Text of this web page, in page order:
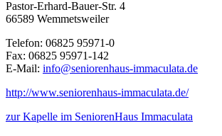
Pastor-Erhard-Bauer-Str. 4
66589 Wemmetsweiler
Telefon: 06825 95971-0
Fax: 06825 95971-142
E-Mail: info@seniorenhaus-immaculata.de
http://www.seniorenhaus-immaculata.de/
zur Kapelle im SeniorenHaus Immaculata